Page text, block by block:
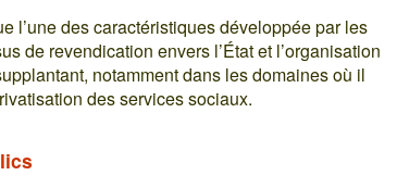
l’une des caractéristiques développée par les
de revendication envers l’État et l’organisation
notamment dans les domaines où il
des services sociaux.